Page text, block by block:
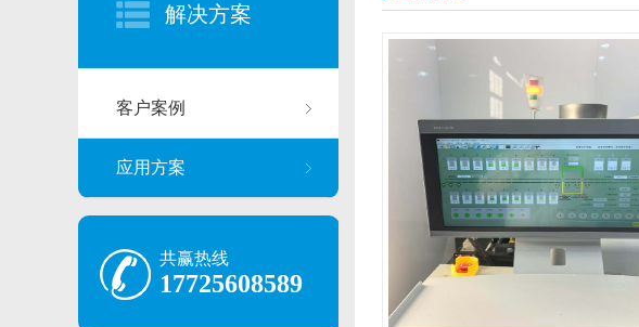
解决方案
客户案例
应用方案
共赢热线
17725608589